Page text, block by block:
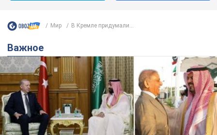
Мир В Кремле придумали...
Важное